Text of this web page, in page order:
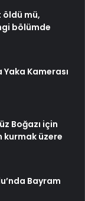
öldü mü,
bölümde
Yaka Kamerası
Boğazı için
kurmak üzere
Bayram